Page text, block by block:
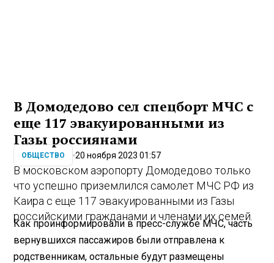
В Домодедово сел спецборт МЧС с
еще 117 эвакуированными из
Газы россиянами
ОБЩЕСТВО 20 ноября 2023 01:57
В московском аэропорту Домодедово только
что успешно приземлился самолет МЧС РФ из
Каира с еще 117 эвакуированными из Газы
российскими гражданами и членами их семей.
Как проинформировали в пресс-службе МЧС, часть
вернувшихся пассажиров были отправлена к
родственникам, остальные будут размещены